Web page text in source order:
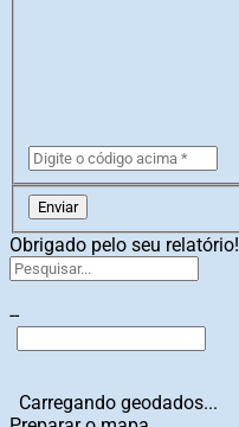
Enviar
Obrigado pelo seu relatório!
--
Carregando geodados...